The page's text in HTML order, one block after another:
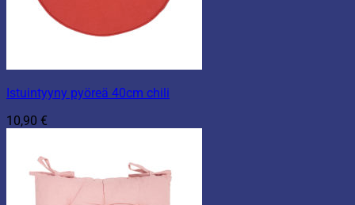
Istuintyyny pyöreä 40cm chili
10,90 €